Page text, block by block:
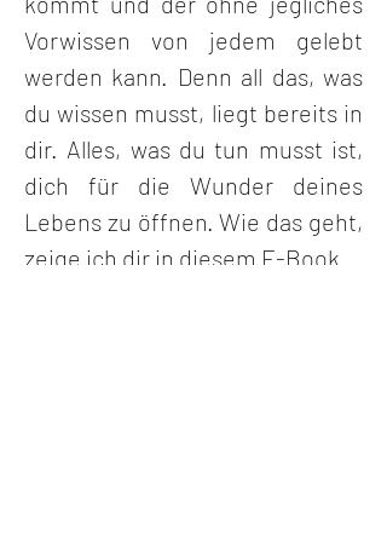
Vorwissen von jedem gelebt
werden kann. Denn all das, was
du wissen musst, liegt bereits in
dir. Alles, was du tun musst ist,
dich für die Wunder deines
Lebens zu öffnen. Wie das geht,
zeige ich dir in diesem E-Book.